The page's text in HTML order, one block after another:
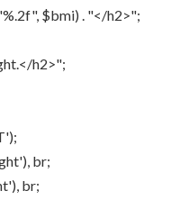
$bmi) . "</h2>";
h2>";
br;
br;